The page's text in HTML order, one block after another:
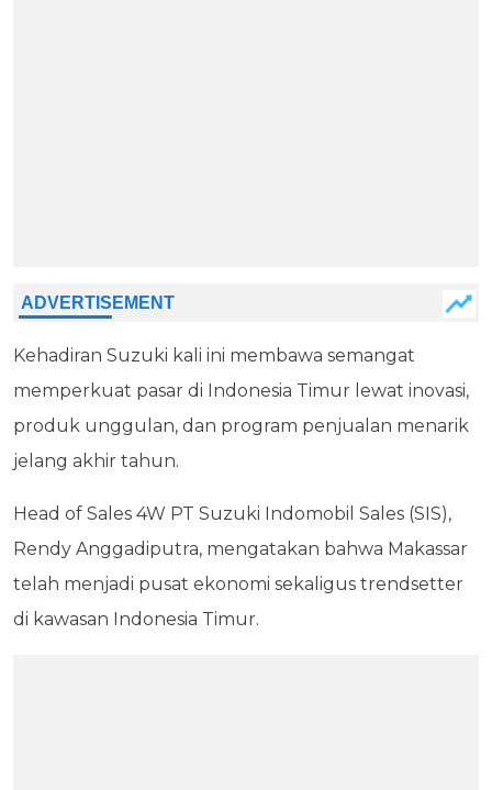
Kehadiran Suzuki kali ini membawa semangat
memperkuat pasar di Indonesia Timur lewat inovasi,
produk unggulan, dan program penjualan menarik
jelang akhir tahun.
Head of Sales 4W PT Suzuki Indomobil Sales (SIS),
Rendy Anggadiputra, mengatakan bahwa Makassar
telah menjadi pusat ekonomi sekaligus trendsetter
di kawasan Indonesia Timur.